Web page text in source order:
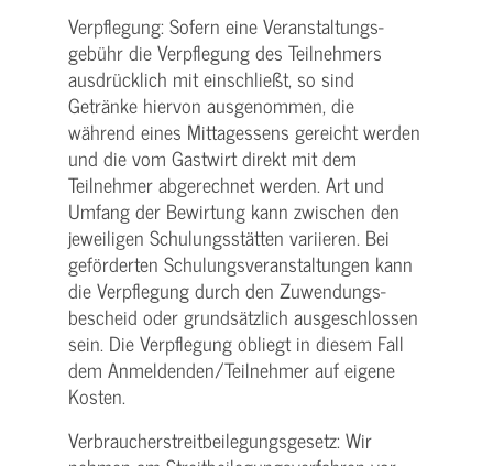
Verpflegung: Sofern eine Veranstaltungs­
gebühr die Verpflegung des Teilnehmers
ausdrücklich mit einschließt, so sind
Getränke hiervon ausgenommen, die
während eines Mittagessens gereicht werden
und die vom Gastwirt direkt mit dem
Teilnehmer abgerechnet werden. Art und
Umfang der Bewirtung kann zwischen den
jeweiligen Schulungsstätten variieren. Bei
geförderten Schulungs­veranstaltungen kann
die Verpflegung durch den Zuwendungs­
bescheid oder grundsätzlich ausgeschlossen
sein. Die Verpflegung obliegt in diesem Fall
dem Anmeldenden/­Teilnehmer auf eigene
Kosten.
Verbraucher­streitbeilegungs­gesetz: Wir